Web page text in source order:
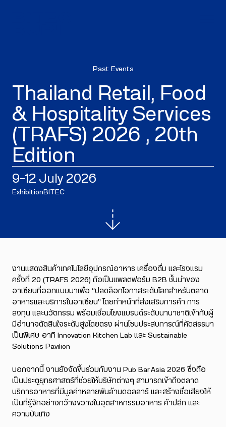
Past Events
Thailand Retail, Food
& Hospitality Services
(TRAFS) 2026 , 20th
Edition
9–12 July 2026
Exhibition BITEC
งานแสดงสินค้าเทคโนโลยีอุปกรณ์อาหาร เครื่องดื่ม และโรงแรม
ครั้งที่ 20 (TRAFS 2026) ถือเป็นแพลตฟอร์ม B2B ชั้นนำของ
อาเซียนที่ออกแบบมาเพื่อ “ปลดล็อกโอกาสระดับโลกสำหรับตลาด
อาหารและบริการในอาเซียน” โดยทำหน้าที่ส่งเสริมการค้า การ
ลงทุน และนวัตกรรม พร้อมเชื่อมโยงแบรนด์ระดับนานาชาติเข้ากับผู้
มีอำนาจตัดสินใจระดับสูงโดยตรง ผ่านโซนประสบการณ์ที่คัดสรรมา
เป็นพิเศษ อาทิ Innovation Kitchen Lab และ Sustainable
Solutions Pavilion
นอกจากนี้ งานยังจัดขึ้นร่วมกับงาน Pub Bar Asia 2026 ซึ่งถือ
เป็นประตูยุทธศาสตร์ที่ช่วยให้บริษัทต่างๆ สามารถเข้าถึงตลาด
บริการอาหารที่มีมูลค่าหลายพันล้านดอลลาร์ และสร้างชื่อเสียงให้
เป็นที่รู้จักอย่างกว้างขวางในอุตสาหกรรมอาหาร ค้าปลีก และ
ความบันเทิง